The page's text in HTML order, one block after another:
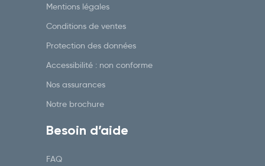
Mentions légales
Conditions de ventes
Protection des données
Accessibilité : non conforme
Nos assurances
Notre brochure
Besoin d’aide
FAQ